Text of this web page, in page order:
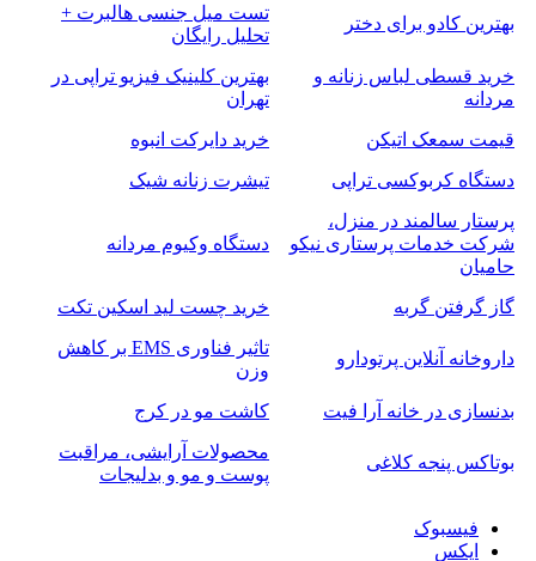
بهترین کادو برای دختر
تست میل جنسی هالبرت +
تحلیل رایگان
خرید قسطی لباس زنانه و
مردانه
بهترین کلینیک فیزیو تراپی در
تهران
قیمت سمعک اتیکن
خرید دایرکت انبوه
دستگاه کربوکسی تراپی
تیشرت زنانه شیک
پرستار سالمند در منزل،
شرکت خدمات پرستاری نیکو
حامیان
دستگاه وکیوم مردانه
گاز گرفتن گربه خرید چست لید اسکین تکت
داروخانه آنلاین پرتودارو
تاثیر فناوری EMS بر کاهش
وزن
بدنسازی در خانه آرا فیت
کاشت مو در کرج
بوتاکس پنجه کلاغی
محصولات آرایشی، مراقبت
پوست و مو و بدلیجات
فیسبوک
ایکس